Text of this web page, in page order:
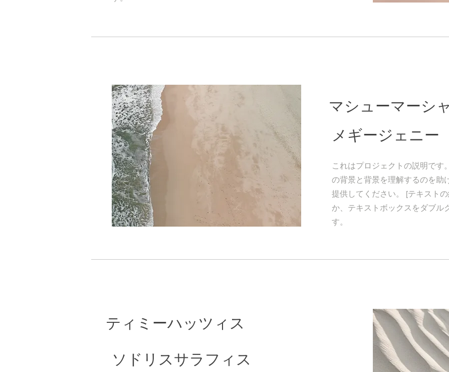
マシューマーシ
メギージェニー
これはプロジェクトの説明です
の背景と背景を理解するのを助
提供してください。 [テキスト
か、テキストボックスをダブル
す。
ティミーハッツィス
ソドリスサラフィス